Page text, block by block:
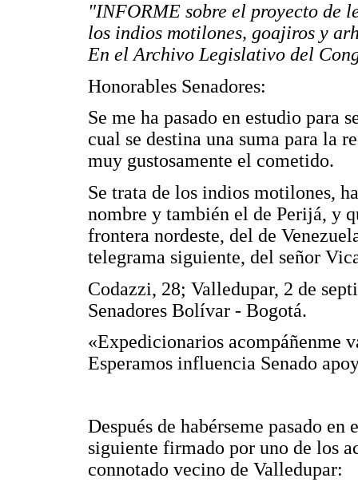
"INFORME sobre el proyecto de
los indios motilones, goajiros y
En el Archivo Legislativo del
Honorables Senadores:
Se me ha pasado en estudio para
cual se destina una suma para la
muy gustosamente el cometido.
Se trata de los indios motilones,
nombre y también el de Perijá, y
frontera nordeste, del de
telegrama siguiente, del señor
Codazzi, 28; Valledupar, 2 de
Senadores Bolívar - Bogotá.
«Expedicionarios acompáñenme
Esperamos influencia Senado
Después de habérseme pasado
siguiente firmado por uno de los
connotado vecino de Valledupar: